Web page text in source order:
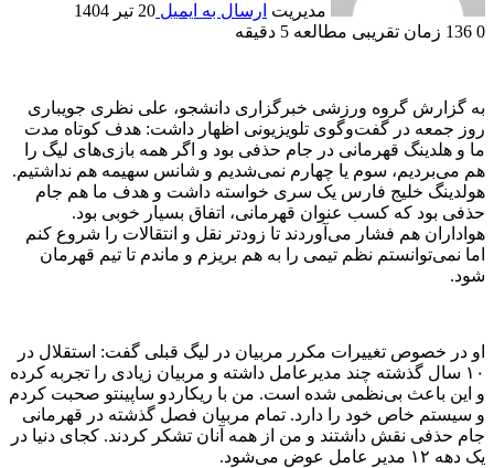
مدیریت ارسال به ایمیل 20 تیر 1404
0
زمان تقریبی مطالعه 5 دقیقه
به گزارش گروه ورزشی خبرگزاری دانشجو، علی نظری جویباری
روز جمعه در گفت‌وگوی تلویزیونی اظهار داشت: هدف کوتاه مدت
ما و هلدینگ قهرمانی در جام حذفی بود و اگر همه بازی‌های لیگ را
هم می‌بردیم، سوم یا چهارم نمی‌شدیم و شانس سهیمه هم نداشتیم.
هولدینگ خلیج فارس یک سری خواسته داشت و هدف ما هم جام
حذفی بود که کسب عنوان قهرمانی، اتفاق بسیار خوبی بود.
هواداران هم فشار می‌آوردند تا زودتر نقل و انتقالات را شروع کنم
اما نمی‌توانستم نظم تیمی را به هم بریزم و ماندم تا تیم قهرمان
شود.
او در خصوص تغییرات مکرر مربیان در لیگ قبلی گفت: استقلال در
۱۰ سال گذشته چند مدیرعامل داشته و مربیان زیادی را تجربه کرده
و این باعث بی‌نظمی شده است. من با ریکاردو ساپینتو صحبت کردم
و سیستم خاص خود را دارد. تمام مربیان فصل گذشته در قهرمانی
جام حذفی نقش داشتند و من از همه آنان تشکر کردند. کجای دنیا در
یک دهه ۱۲ مدیر عامل عوض می‌شود.